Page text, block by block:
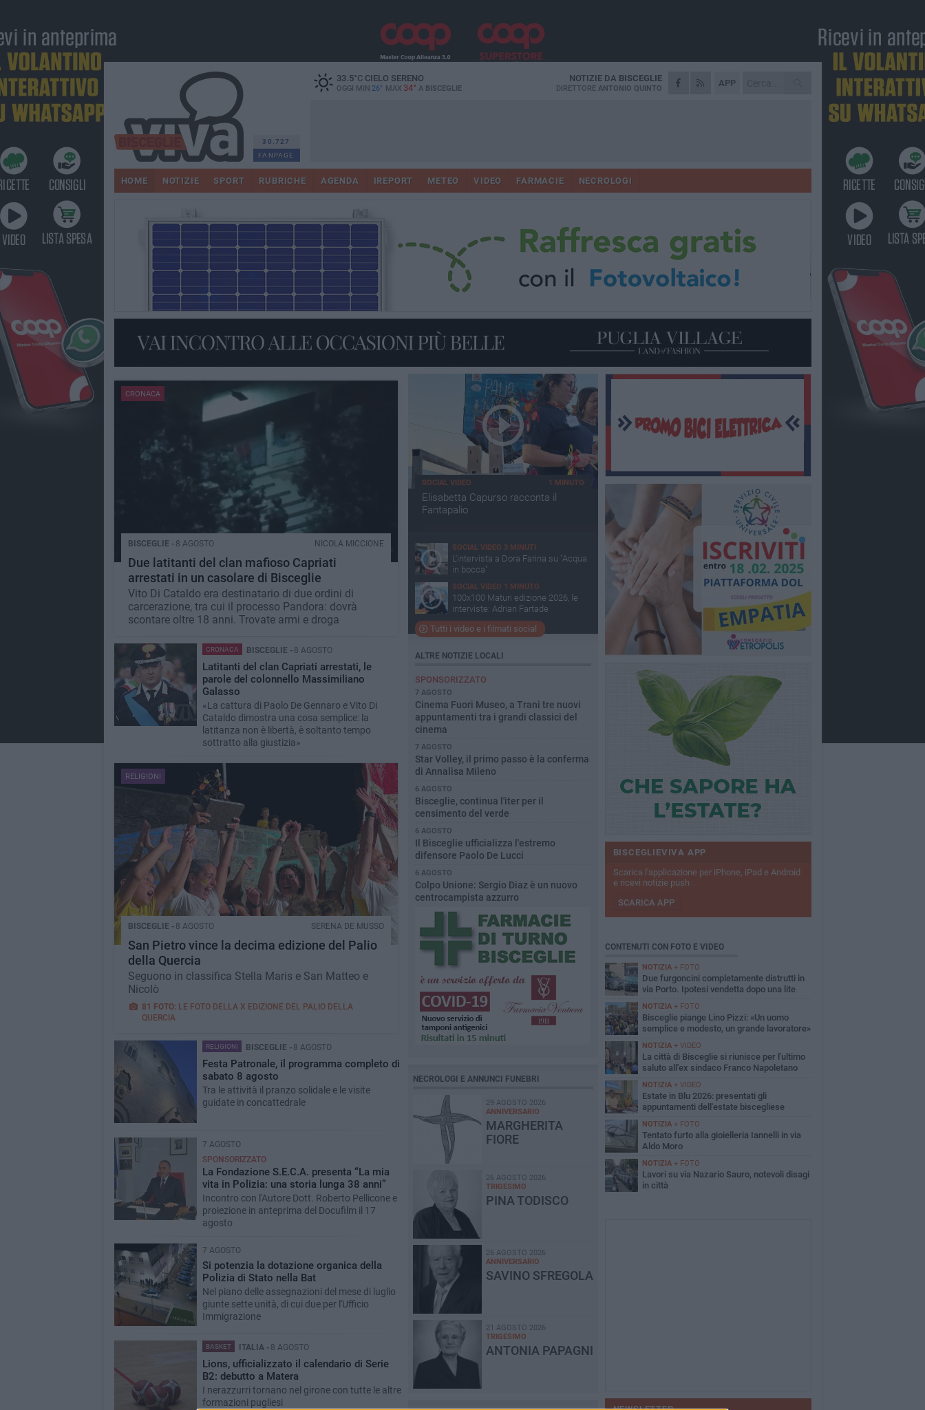
30.727
FANPAGE
33.5°CCIELO SERENO
OGGI MIN 26° MAX 34° A BISCEGLIE
APP
NOTIZIE DA BISCEGLIE
DIRETTORE ANTONIO QUINTO
HOME NOTIZIE SPORT RUBRICHE AGENDA IREPORT METEO VIDEO FARMACIE NECROLOGI
CRONACA
BISCEGLIE -8 AGOSTO NICOLA MICCIONE
Due latitanti del clan mafioso Capriati
arrestati in un casolare di Bisceglie
Vito Di Cataldo era destinatario di due ordini di
carcerazione, tra cui il processo Pandora: dovrà
scontare oltre 18 anni. Trovate armi e droga
CRONACA BISCEGLIE -8 AGOSTO
Latitanti del clan Capriati arrestati, le
parole del colonnello Massimiliano
Galasso
«La cattura di Paolo De Gennaro e Vito Di
Cataldo dimostra una cosa semplice: la
latitanza non è libertà, è soltanto tempo
sottratto alla giustizia»
RELIGIONI
BISCEGLIE -8 AGOSTO SERENA DE MUSSO
San Pietro vince la decima edizione del Palio
della Quercia
Seguono in classifica Stella Maris e San Matteo e
Nicolò
81 FOTO: LE FOTO DELLA X EDIZIONE DEL PALIO DELLA
QUERCIA
RELIGIONI BISCEGLIE -8 AGOSTO
Festa Patronale, il programma completo di
sabato 8 agosto
Tra le attività il pranzo solidale e le visite
guidate in concattedrale
7 AGOSTO
SPONSORIZZATO
La Fondazione S.E.C.A. presenta “La mia
vita in Polizia: una storia lunga 38 anni”
Incontro con l'Autore Dott. Roberto Pellicone e
proiezione in anteprima del Docufilm il 17
agosto
7 AGOSTO
Si potenzia la dotazione organica della
Polizia di Stato nella Bat
Nel piano delle assegnazioni del mese di luglio
giunte sette unità, di cui due per l'Ufficio
Immigrazione
BASKET ITALIA -8 AGOSTO
Lions, ufficializzato il calendario di Serie
B2: debutto a Matera
I nerazzurri tornano nel girone con tutte le altre
formazioni pugliesi
SOCIAL VIDEO 1 MINUTO
Elisabetta Capurso racconta il
Fantapalio
SOCIAL VIDEO 3 MINUTI
L'intervista a Dora Farina su "Acqua
in bocca"
SOCIAL VIDEO 1 MINUTO
100x100 Maturi edizione 2026, le
interviste: Adrian Fartade
Tutti i video e i filmati social
ALTRE NOTIZIE LOCALI
SPONSORIZZATO
7 AGOSTO
Cinema Fuori Museo, a Trani tre nuovi
appuntamenti tra i grandi classici del
cinema
7 AGOSTO
Star Volley, il primo passo è la conferma
di Annalisa Mileno
6 AGOSTO
Bisceglie, continua l'iter per il
censimento del verde
6 AGOSTO
Il Bisceglie ufficializza l'estremo
difensore Paolo De Lucci
6 AGOSTO
Colpo Unione: Sergio Diaz è un nuovo
centrocampista azzurro
NECROLOGI E ANNUNCI FUNEBRI
29 AGOSTO 2026
ANNIVERSARIO
MARGHERITA
FIORE
26 AGOSTO 2026
TRIGESIMO
PINA TODISCO
26 AGOSTO 2026
ANNIVERSARIO
SAVINO SFREGOLA
21 AGOSTO 2026
TRIGESIMO
ANTONIA PAPAGNI
BISCEGLIEVIVA APP
Scarica l'applicazione per iPhone, iPad e Android
e ricevi notizie push
SCARICA APP
CONTENUTI CON FOTO E VIDEO
NOTIZIA+ FOTO
Due furgoncini completamente distrutti in
via Porto. Ipotesi vendetta dopo una lite
NOTIZIA+ FOTO
Bisceglie piange Lino Pizzi: «Un uomo
semplice e modesto, un grande lavoratore»
NOTIZIA+ VIDEO
La città di Bisceglie si riunisce per l'ultimo
saluto all'ex sindaco Franco Napoletano
NOTIZIA+ VIDEO
Estate in Blu 2026: presentati gli
appuntamenti dell'estate biscegliese
NOTIZIA+ FOTO
Tentato furto alla gioielleria Iannelli in via
Aldo Moro
NOTIZIA+ FOTO
Lavori su via Nazario Sauro, notevoli disagi
in città